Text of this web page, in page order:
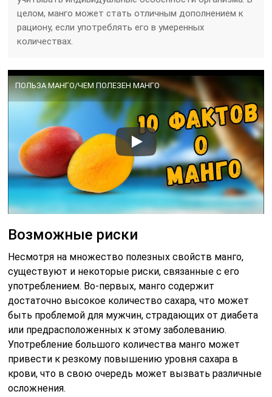
целом, манго может стать отличным дополнением к
рациону, если употреблять его в умеренных
количествах.
ПОЛЬЗА МАНГО/ЧЕМ ПОЛЕЗЕН МАНГО
Возможные риски
Несмотря на множество полезных свойств манго,
существуют и некоторые риски, связанные с его
употреблением. Во-первых, манго содержит
достаточно высокое количество сахара, что может
быть проблемой для мужчин, страдающих от диабета
или предрасположенных к этому заболеванию.
Употребление большого количества манго может
привести к резкому повышению уровня сахара в
крови, что в свою очередь может вызвать различные
осложнения.